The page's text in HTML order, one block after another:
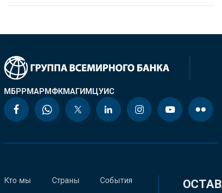
МБРРМАРМФКМАГИМЦУИС
Кто мы Страны События